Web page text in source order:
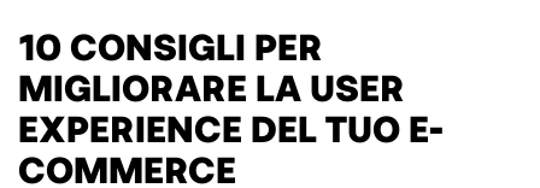
10 CONSIGLI PER
MIGLIORARE LA USER
EXPERIENCE DEL TUO E-
COMMERCE